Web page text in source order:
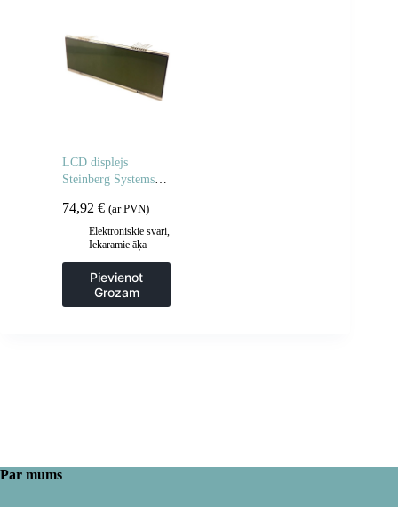
LCD displejs
Steinberg Systems
74,92 € (ar PVN)
Elektroniskie svari,
Iekaramie āķa
Pievienot
Grozam
Par mums